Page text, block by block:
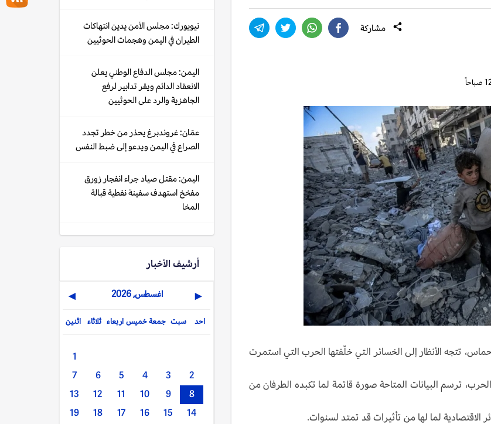
مشاركة
تتجه الأنظار إلى الخسائر التي خلّفتها الحرب التي استمرت
ترسم البيانات المتاحة صورة قاتمة لما تكبده الطرفان من
الاقتصادية لما لها من تأثيرات قد تمتد لسنوات.
نيويورك: مجلس الأمن يدين انتهاكات
الطيران في اليمن وهجمات الحوثيين
اليمن: مجلس الدفاع الوطني يعلن
الانعقاد الدائم ويقر تدابير لرفع
الجاهزية والرد على الحوثيين
عمّان: غروندبرغ يحذر من خطر تجدد
الصراع في اليمن ويدعو إلى ضبط النفس
اليمن: مقتل صياد جراء انفجار زورق
مفخخ استهدف سفينة نفطية قبالة
المخا
أرشيف الأخبار
◀ اغسطس, 2026 ▶
اثنين ثلاثاء اربعاء خميس جمعة سبت احد
1
2
3
4
5
6
7
8
9
10
11
12
13
14
15
16
17
18
19